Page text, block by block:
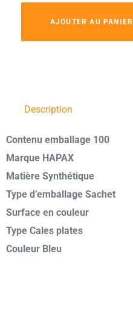
AJOUTER AU PANIER
Description
Contenu emballage 100
Marque HAPAX
Matière Synthétique
Type d’emballage Sachet
Surface en couleur
Type Cales plates
Couleur Bleu